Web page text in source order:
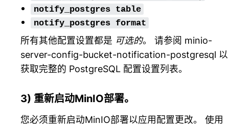
notify_postgres
table
notify_postgres
format
所有其他配置设置都是 可选的。 请参阅 minio-
server-config-bucket-notification-postgresql 以
获取完整的 PostgreSQL 配置设置列表。
3) 重新启动MinIO部署。
您必须重新启动MinIO部署以应用配置更改。 使用